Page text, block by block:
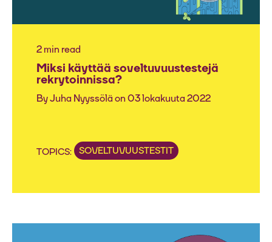
2 min read
Miksi käyttää soveltuvuustestejä
rekrytoinnissa?
ByJuha Nyyssöläon 03 lokakuuta 2022
TOPICS: SOVELTUVUUSTESTIT